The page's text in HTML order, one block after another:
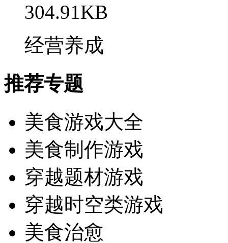
304.91KB
经营养成
推荐专题
美食游戏大全
美食制作游戏
​穿越题材游戏
穿越时空类游戏
美食治愈